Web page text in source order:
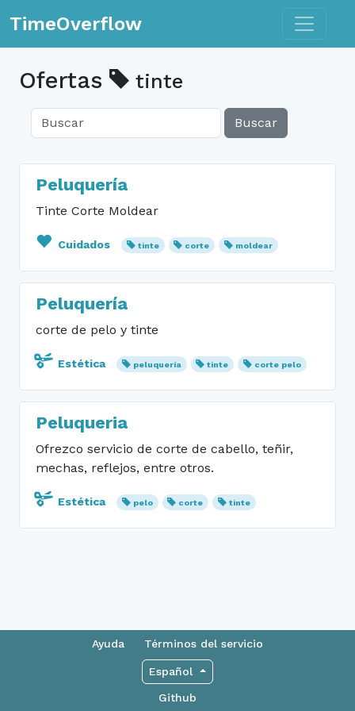
TimeOverflow Toggle
Ofertas tinte
Buscar
Peluquería
Tinte Corte Moldear
Cuidados tinte corte moldear
Peluquería
corte de pelo y tinte
Estética peluquería tinte corte pelo
Peluqueria
Ofrezco servicio de corte de cabello, teñir,
mechas, reflejos, entre otros.
Estética pelo corte tinte
Ayuda Términos del servicio
Español
Github